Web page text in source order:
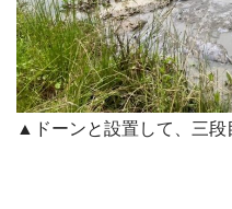
▲ドーンと設置して、三